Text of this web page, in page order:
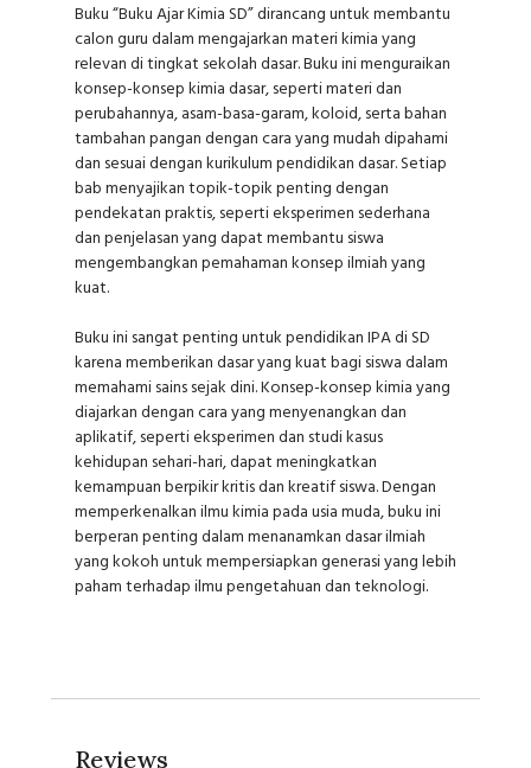
Buku “Buku Ajar Kimia SD” dirancang untuk membantu
calon guru dalam mengajarkan materi kimia yang
relevan di tingkat sekolah dasar. Buku ini menguraikan
konsep-konsep kimia dasar, seperti materi dan
perubahannya, asam-basa-garam, koloid, serta bahan
tambahan pangan dengan cara yang mudah dipahami
dan sesuai dengan kurikulum pendidikan dasar. Setiap
bab menyajikan topik-topik penting dengan
pendekatan praktis, seperti eksperimen sederhana
dan penjelasan yang dapat membantu siswa
mengembangkan pemahaman konsep ilmiah yang
kuat.
Buku ini sangat penting untuk pendidikan IPA di SD
karena memberikan dasar yang kuat bagi siswa dalam
memahami sains sejak dini. Konsep-konsep kimia yang
diajarkan dengan cara yang menyenangkan dan
aplikatif, seperti eksperimen dan studi kasus
kehidupan sehari-hari, dapat meningkatkan
kemampuan berpikir kritis dan kreatif siswa. Dengan
memperkenalkan ilmu kimia pada usia muda, buku ini
berperan penting dalam menanamkan dasar ilmiah
yang kokoh untuk mempersiapkan generasi yang lebih
paham terhadap ilmu pengetahuan dan teknologi.
Reviews